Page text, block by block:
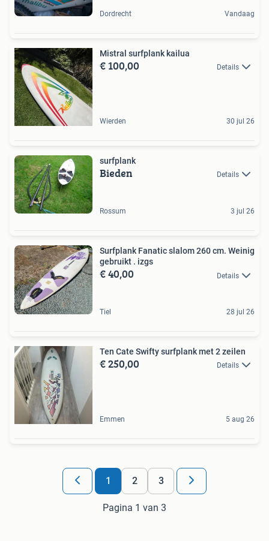
Dordrecht Vandaag
Mistral surfplank kailua
€ 100,00 Details
Wierden 30 jul 26
surfplank
Bieden Details
Rossum 3 jul 26
Surfplank Fanatic slalom 260 cm. Weinig
gebruikt . izgs
€ 40,00 Details
Tiel 28 jul 26
Ten Cate Swifty surfplank met 2 zeilen
€ 250,00 Details
Emmen 5 aug 26
1 2 3
Pagina 1 van 3